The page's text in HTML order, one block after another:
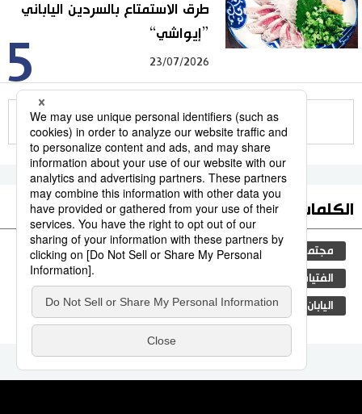
5
طرق الاستمتاع بالسردين الياباني
”إيواشي“
23/07/2026
للمزيد
الكلمات الأكثر بحثا
مجتمع التعليم الياباني الجنس طوكيو
الفتيات المجتمع الياباني
اليابان الجريمة